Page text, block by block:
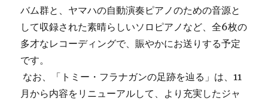
バム群と、ヤマハの自動演奏ピアノのための音源と
して収録された素晴らしいソロピアノなど、全6枚の
多才なレコーディングで、賑やかにお送りする予定
です。
なお、「トミー・フラナガンの足跡を辿る」は、11
月から内容をリニューアルして、より充実したジャ